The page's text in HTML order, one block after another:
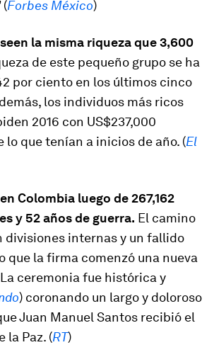
(Forbes México)
la misma riqueza que 3,600
de este pequeño grupo se ha
por ciento en los últimos cinco
los individuos más ricos
2016 con US$237,000
lo que tenían a inicios de año. (El
Colombia luego de 267,162
y 52 años de guerra. El camino
divisiones internas y un fallido
que la firma comenzó una nueva
ceremonia fue histórica y
) coronando un largo y doloroso
Juan Manuel Santos recibió el
la Paz. (RT)